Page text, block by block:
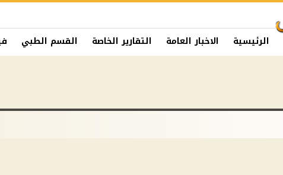
الرئيسية الاخبار العامة التقارير الخاصة القسم الطبي